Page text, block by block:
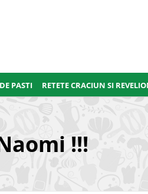
PASTI RETETE CRACIUN SI
!!!